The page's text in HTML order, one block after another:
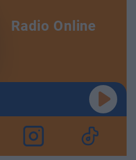
Radio Online